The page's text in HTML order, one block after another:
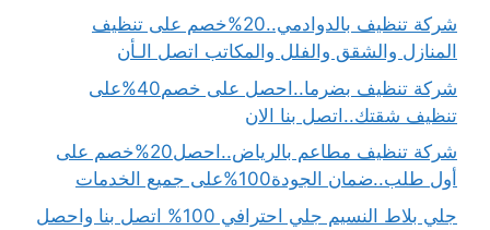
شركة تنظيف بالدوادمي..20%خصم على تنظيف
المنازل والشقق والفلل والمكاتب اتصل الـأن
شركة تنظيف بضرما..احصل على خصم40%على
تنظيف شقتك..اتصل بنا الان
شركة تنظيف مطاعم بالرياض..احصل20%خصم على
أول طلب..ضمان الجودة100%على جميع الخدمات
جلي بلاط النسيم جلي احترافي 100% اتصل بنا واحصل